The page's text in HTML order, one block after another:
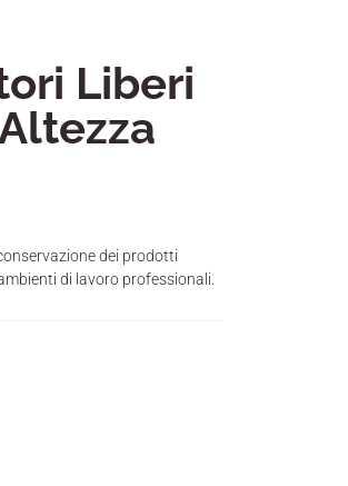
Liberi
dei prodotti
di lavoro professionali.